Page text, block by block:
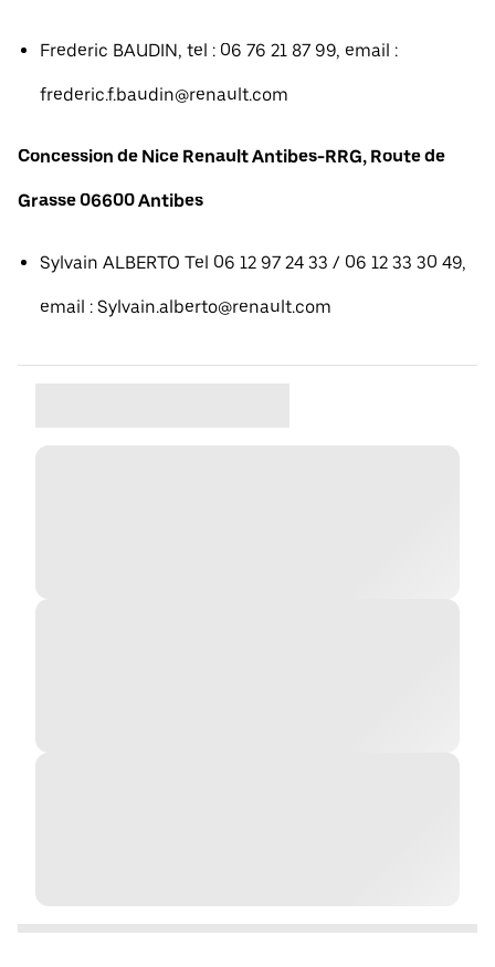
Frederic BAUDIN, tel : 06 76 21 87 99, email :
frederic.f.baudin@renault.com
Concession de Nice Renault Antibes-RRG, Route de
Grasse 06600 Antibes
Sylvain ALBERTO Tel 06 12 97 24 33 / 06 12 33 30 49,
email : Sylvain.alberto@renault.com